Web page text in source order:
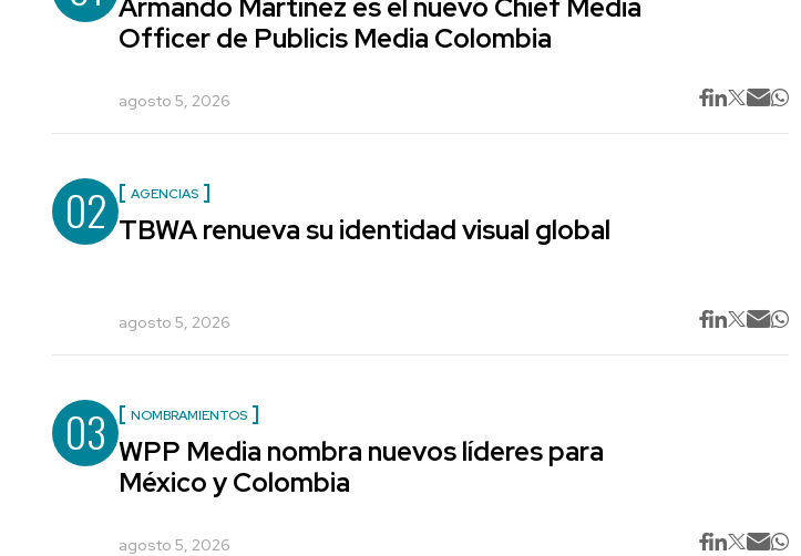
Officer de Publicis Media Colombia
agosto 5, 2026
02 AGENCIAS
TBWA renueva su identidad visual global
agosto 5, 2026
03 NOMBRAMIENTOS
WPP Media nombra nuevos líderes para
México y Colombia
agosto 5, 2026